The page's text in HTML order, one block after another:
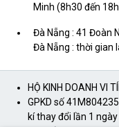
Minh (8h30 đến
Đà Nẵng : 41 Đoàn
Đà Nẵng : thời gian
HỘ KINH DOANH VI
GPKD số
kí thay đổi lần 1